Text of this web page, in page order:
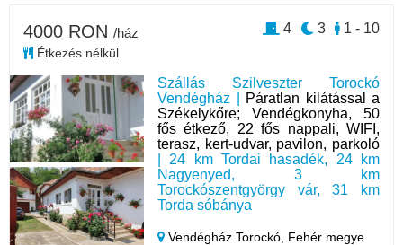
Szállás Szilveszter Torockó
Vendégház |
Páratlan kilátással a
Székelykőre; Vendégkonyha, 50
fős étkező, 22 fős nappali, WIFI,
terasz, kert-udvar, pavilon, parkoló
| 24 km Tordai hasadék, 24 km
Nagyenyed, 3 km
Torockószentgyörgy vár, 31 km
Torda sóbánya
Vendégház Torockó, Fehér megye
4000 RON /ház
Étkezés nélkül
1 - 10
3
4